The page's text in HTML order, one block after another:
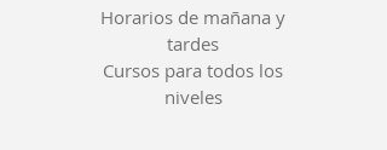
Horarios de mañana y
tardes
Cursos para todos los
niveles